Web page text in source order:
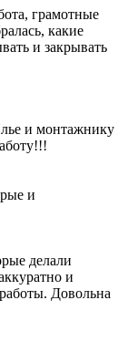
грамотные
какие
и закрывать
и монтажнику
и
делали
и
Довольна